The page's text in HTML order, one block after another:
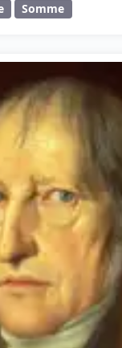
Somme